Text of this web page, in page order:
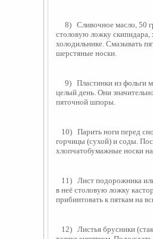
столовую ложку
холодильнике. Смазывать
шерстяные носки.
целый день. Они
пяточной шпоры.
горчицы (сухой) и соды.
хлопчатобумажные носки
в неё столовую ложку
прибинтовать к пяткам на